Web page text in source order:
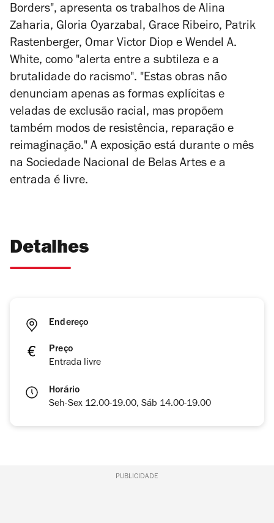
Borders", apresenta os trabalhos de Alina
Zaharia, Gloria Oyarzabal, Grace Ribeiro, Patrik
Rastenberger, Omar Victor Diop e Wendel A.
White, como "alerta entre a subtileza e a
brutalidade do racismo". "Estas obras não
denunciam apenas as formas explícitas e
veladas de exclusão racial, mas propõem
também modos de resistência, reparação e
reimaginação." A exposição está durante o mês
na Sociedade Nacional de Belas Artes e a
entrada é livre.
Detalhes
Endereço
Preço
Entrada livre
Horário
Seh-Sex 12.00-19.00, Sáb 14.00-19.00
PUBLICIDADE